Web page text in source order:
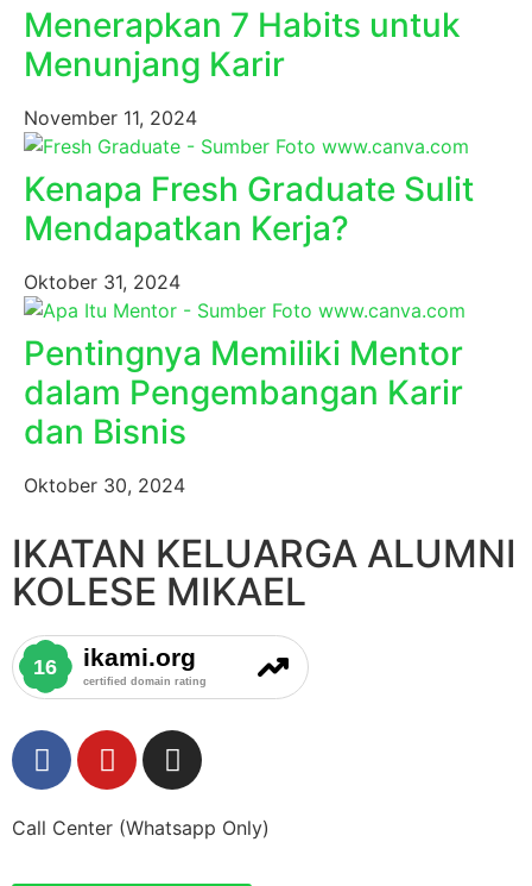
Menerapkan 7 Habits untuk
Menunjang Karir
November 11, 2024
Kenapa Fresh Graduate Sulit
Mendapatkan Kerja?
Oktober 31, 2024
Pentingnya Memiliki Mentor
dalam Pengembangan Karir
dan Bisnis
Oktober 30, 2024
IKATAN KELUARGA ALUMNI
KOLESE MIKAEL
Call Center (Whatsapp Only)